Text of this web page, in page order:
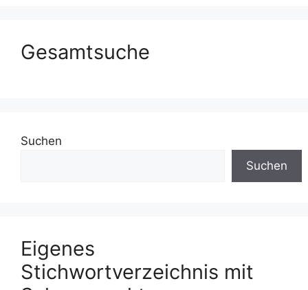
Gesamtsuche
Suchen
Suchen
Eigenes
Stichwortverzeichnis mit